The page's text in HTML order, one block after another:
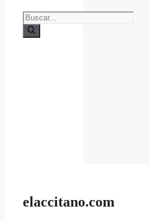
Buscar:
elaccitano.com